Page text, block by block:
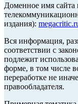
Доменное имя
издания):
Вся информация,
соответствии с
подлежит
форме, в том числе
переработке не
правообладателя.